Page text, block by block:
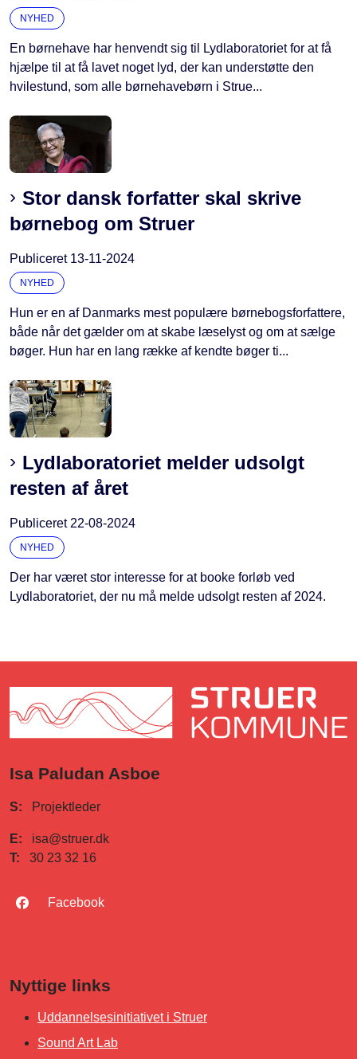
NYHED
En børnehave har henvendt sig til Lydlaboratoriet for at få
hjælpe til at få lavet noget lyd, der kan understøtte den
hvilestund, som alle børnehavebørn i Strue...
Stor dansk forfatter skal skrive
børnebog om Struer
Publiceret 13-11-2024
NYHED
Hun er en af Danmarks mest populære børnebogsforfattere,
både når det gælder om at skabe læselyst og om at sælge
bøger. Hun har en lang række af kendte bøger ti...
Lydlaboratoriet melder udsolgt
resten af året
Publiceret 22-08-2024
NYHED
Der har været stor interesse for at booke forløb ved
Lydlaboratoriet, der nu må melde udsolgt resten af 2024.
Isa Paludan Asboe
S: Projektleder
E:
isa@struer.dk
T:
30 23 32 16
Facebook
Nyttige links
Uddannelsesinitiativet i Struer
Sound Art Lab